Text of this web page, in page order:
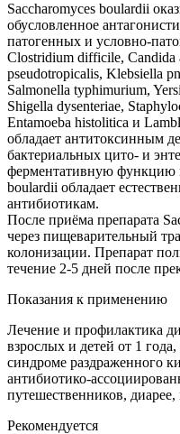
Saccharomyces boulardii
обусловленное
патогенных и условно-
Clostridium difficile, Candida
pseudotropicalis, Klebsiella
Salmonella typhimurium,
Shigella dysenteriae,
Entamoeba histolitica и
обладает антитоксинным
бактериальных цито- и
ферментативную функцию
boulardii обладает
антибиотикам.
После приёма препарата
через пищеварительный
колонизации. Препарат
течение 2-5 дней после
Показания к применению
Лечение и профилактика
взрослых и детей от 1
синдроме раздраженного
антибиотико-
путешественников,
Рекомендуется